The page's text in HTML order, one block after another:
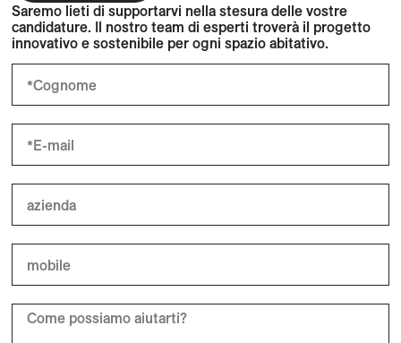
Saremo lieti di supportarvi nella stesura delle vostre
candidature. Il nostro team di esperti troverà il progetto
innovativo e sostenibile per ogni spazio abitativo.